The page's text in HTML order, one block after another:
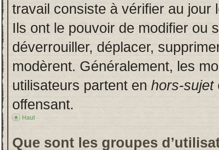
travail consiste à vérifier au jour
Ils ont le pouvoir de modifier ou
déverrouiller, déplacer,
modèrent. Généralement, les
utilisateurs partent en hors-sujet
offensant.
Haut
Que sont les groupes